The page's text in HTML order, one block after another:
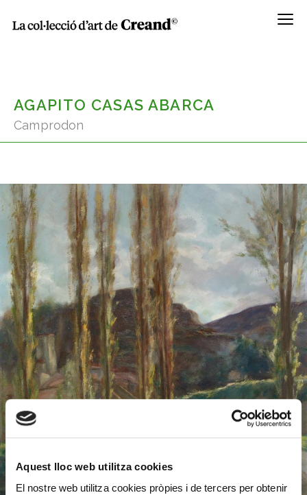
Aquest lloc web utilitza cookies
El nostre web utilitza cookies pròpies i de tercers per obtenir
Menú
AGAPITO CASAS ABARCA
Camprodon